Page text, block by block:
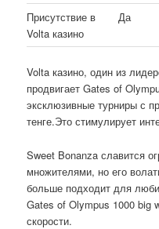
Присутствие в
Volta казино
Да
Volta казино, один из
продвигает Gates of
эксклюзивные турниры с
тенге.Это стимулирует
Sweet Bonanza славится
множителями, но его
больше подходит для
Gates of Olympus 1000 big
скорости.